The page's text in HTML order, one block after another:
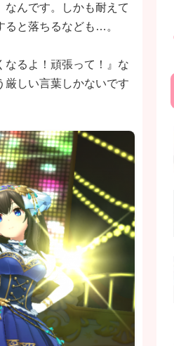
んです。しかも耐えて
ると落ちるなども…。
なるよ！頑張って！』な
厳しい言葉しかないです